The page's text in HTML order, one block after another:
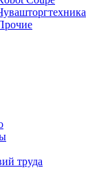
труда